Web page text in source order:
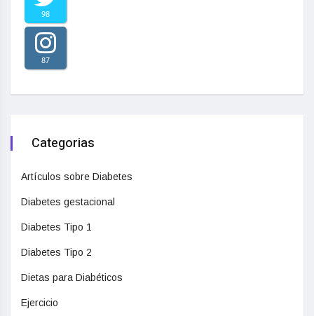
98
87
Categorias
Artículos sobre Diabetes
Diabetes gestacional
Diabetes Tipo 1
Diabetes Tipo 2
Dietas para Diabéticos
Ejercicio